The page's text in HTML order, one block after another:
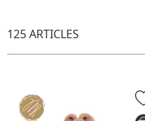
125 ARTICLES